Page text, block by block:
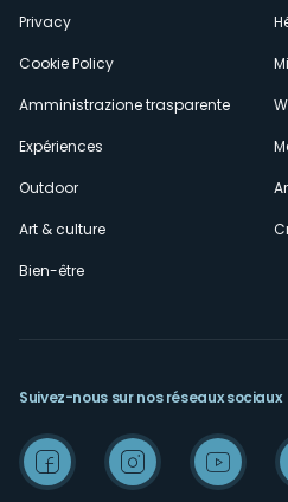
Privacy
Cookie Policy
Amministrazione trasparente
Expériences
Outdoor
Art & culture
Bien-être
Suivez-nous sur nos réseaux sociaux